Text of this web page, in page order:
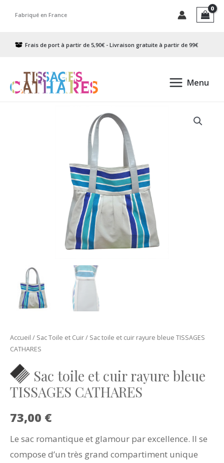
Fabriqué en France
Frais de port à partir de 5,90€ - Livraison gratuite à partir de 99€
Menu
Accueil / Sac Toile et Cuir/ Sac toile et cuir rayure bleue TISSAGES
CATHARES
Sac toile et cuir rayure bleue
TISSAGES CATHARES
73,00 €
Le sac romantique et glamour par excellence. Il se
compose d’un très grand compartiment unique